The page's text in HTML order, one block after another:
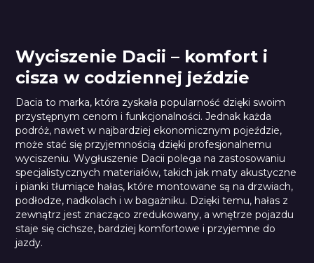
Wyciszenie Dacii – komfort i
cisza w codziennej jeździe
Dacia to marka, która zyskała popularność dzięki swoim
przystępnym cenom i funkcjonalności. Jednak każda
podróż, nawet w najbardziej ekonomicznym pojeździe,
może stać się przyjemnością dzięki profesjonalnemu
wyciszeniu. Wygłuszenie Dacii polega na zastosowaniu
specjalistycznych materiałów, takich jak maty akustyczne
i pianki tłumiące hałas, które montowane są na drzwiach,
podłodze, nadkolach i w bagażniku. Dzięki temu, hałas z
zewnątrz jest znacząco zredukowany, a wnętrze pojazdu
staje się cichsze, bardziej komfortowe i przyjemne do
jazdy.